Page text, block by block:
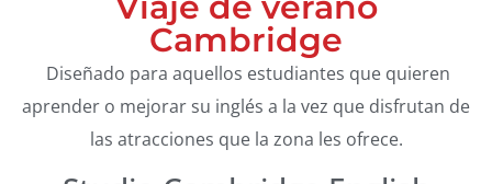
Cambridge
Diseñado para aquellos estudiantes que quieren
aprender o mejorar su inglés a la vez que disfrutan de
las atracciones que la zona les ofrece.